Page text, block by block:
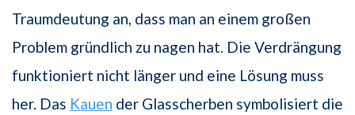
Traumdeutung an, dass man an einem großen
Problem gründlich zu nagen hat. Die Verdrängung
funktioniert nicht länger und eine Lösung muss
her. Das Kauen der Glasscherben symbolisiert die